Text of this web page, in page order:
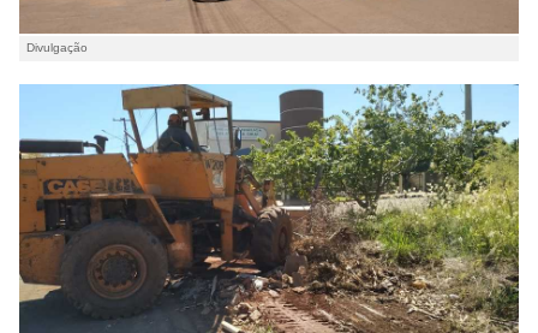
Divulgação